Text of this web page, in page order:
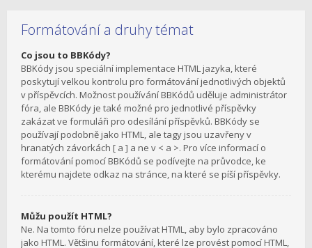
Formátování a druhy témat
Co jsou to BBKódy?
BBKódy jsou speciální implementace HTML jazyka, které
poskytují velkou kontrolu pro formátování jednotlivých objektů
v příspěvcích. Možnost používání BBKódů uděluje administrátor
fóra, ale BBKódy je také možné pro jednotlivé příspěvky
zakázat ve formuláři pro odesílání příspěvků. BBKódy se
používají podobně jako HTML, ale tagy jsou uzavřeny v
hranatých závorkách [ a ] a ne v < a >. Pro více informací o
formátování pomocí BBKódů se podívejte na průvodce, ke
kterému najdete odkaz na stránce, na které se píší příspěvky.
Můžu použít HTML?
Ne. Na tomto fóru nelze používat HTML, aby bylo zpracováno
jako HTML. Většinu formátování, které lze provést pomocí HTML,